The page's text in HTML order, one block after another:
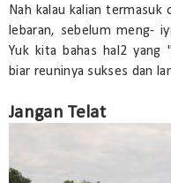
Nah kalau kalian
lebaran, sebelum meng-
Yuk kita bahas hal2 yang
biar reuninya sukses dan
Jangan Telat